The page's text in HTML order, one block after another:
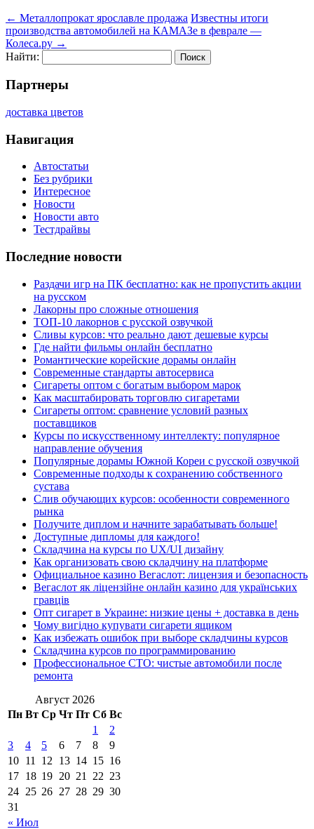
← Металлопрокат ярославле продажа Известны итоги
производства автомобилей на КАМАЗе в феврале —
Колеса.ру →
Найти:
Партнеры
доставка цветов
Навигация
Автостатьи
Без рубрики
Интересное
Новости
Новости авто
Тестдрайвы
Последние новости
Раздачи игр на ПК бесплатно: как не пропустить акции
на русском
Лакорны про сложные отношения
ТОП-10 лакорнов с русской озвучкой
Сливы курсов: что реально дают дешевые курсы
Где найти фильмы онлайн бесплатно
Романтические корейские дорамы онлайн
Современные стандарты автосервиса
Сигареты оптом с богатым выбором марок
Как масштабировать торговлю сигаретами
Сигареты оптом: сравнение условий разных
поставщиков
Курсы по искусственному интеллекту: популярное
направление обучения
Популярные дорамы Южной Кореи с русской озвучкой
Современные подходы к сохранению собственного
сустава
Слив обучающих курсов: особенности современного
рынка
Получите диплом и начните зарабатывать больше!
Доступные дипломы для каждого!
Складчина на курсы по UX/UI дизайну
Как организовать свою складчину на платформе
Официальное казино Вегаслот: лицензия и безопасность
Вегаслот як ліцензійне онлайн казино для українських
гравців
Опт сигарет в Украине: низкие цены + доставка в день
Чому вигідно купувати сигарети ящиком
Как избежать ошибок при выборе складчины курсов
Складчина курсов по программированию
Профессиональное СТО: чистые автомобили после
ремонта
Август 2026
Пн Вт Ср Чт Пт Сб Вс
« Июл
1
2
3
4 5 6 7 8
9
10 11 12 13 14 15 16
17 18 19 20 21 22 23
24 25 26 27 28 29 30
31